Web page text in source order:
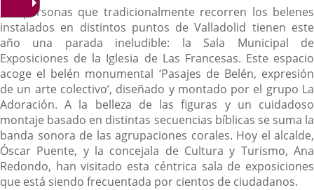
Descripción
Las personas que tradicionalmente recorren los belenes
instalados en distintos puntos de Valladolid tienen este
año una parada ineludible: la Sala Municipal de
Exposiciones de la Iglesia de Las Francesas. Este espacio
acoge el belén monumental ‘Pasajes de Belén, expresión
de un arte colectivo’, diseñado y montado por el grupo La
Adoración. A la belleza de las figuras y un cuidadoso
montaje basado en distintas secuencias bíblicas se suma la
banda sonora de las agrupaciones corales. Hoy el alcalde,
Óscar Puente, y la concejala de Cultura y Turismo, Ana
Redondo, han visitado esta céntrica sala de exposiciones
que está siendo frecuentada por cientos de ciudadanos.